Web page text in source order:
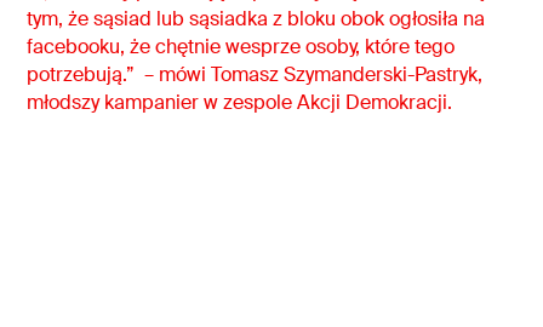
tym, że sąsiad lub sąsiadka z bloku obok ogłosiła na
facebooku, że chętnie wesprze osoby, które tego
potrzebują.” – mówi Tomasz Szymanderski-Pastryk,
młodszy kampanier w zespole Akcji Demokracji.